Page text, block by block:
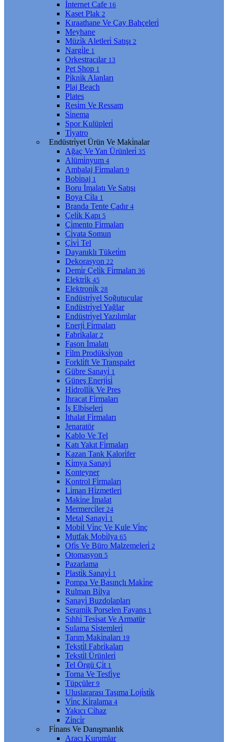
İnternet Cafe 16
Kaset Plak 2
Kıraathane Ve Çay Bahçeleri̇
Meyhane
Müzi̇k Aletleri̇ Satışı 2
Nargi̇le 1
Orkestracılar 13
Pet Shop 1
Pi̇kni̇k Alanları
Plaj Beach
Plates
Resi̇m Ve Ressam
Si̇nema
Spor Kulüpleri̇
Ti̇yatro
Endüstri̇yet Ürün Ve Maki̇nalar
Ağaç Ve Yan Ürünleri̇ 35
Alümi̇nyum 4
Ambalaj Fi̇rmaları 9
Bobi̇naj 1
Boru İmalatı Ve Satışı
Boya Ci̇la 1
Branda Tente Çadır 4
Çeli̇k Kapı 5
Çi̇mento Fi̇rmaları
Ci̇vata Somun
Çi̇vi̇ Tel
Dayanıklı Tüketi̇m
Dekorasyon 22
Demi̇r Çeli̇k Fi̇rmaları 36
Elektri̇k 45
Elektroni̇k 28
Endüstri̇yel Soğutucular
Endüstri̇yel Yağlar
Endüstri̇yel Yazılımlar
Enerji̇ Fi̇rmaları
Fabri̇kalar 2
Fason İmalatı
Fi̇lm Prodüksi̇yon
Forkli̇ft Ve Transpalet
Gübre Sanayi̇ 1
Güneş Enerji̇si̇
Hi̇drolli̇k Ve Pres
İhracat Fi̇rmaları
İş Elbi̇seleri̇
İthalat Fi̇rmaları
Jenaratör
Kablo Ve Tel
Katı Yakıt Fi̇rmaları
Kazan Tank Kalori̇fer
Ki̇mya Sanayi̇
Konteyner
Kontrol Fi̇rmaları
Li̇man Hi̇zmetleri̇
Maki̇ne İmalat
Mermerci̇ler 24
Metal Sanayi̇ 1
Mobi̇l Vi̇nç Ve Kule Vi̇nç
Mutfak Mobi̇lya 65
Ofi̇s Ve Büro Malzemeleri̇ 2
Otomasyon 5
Pazarlama
Plasti̇k Sanayi̇ 1
Pompa Ve Basınçlı Maki̇ne
Rulman Bi̇lya
Sanayi̇ Buzdolapları
Serami̇k Porselen Fayans 1
Sıhhi̇ Tesi̇sat Ve Armatür
Sulama Si̇stemleri̇
Tarım Maki̇naları 19
Teksti̇l Fabri̇kaları
Teksti̇l Ürünleri̇
Tel Örgü Çi̇t 1
Torna Ve Tesfi̇ye
Tüpçüler 9
Uluslararası Taşıma Loji̇sti̇k
Vi̇nç Ki̇ralama 4
Yakıcı Ci̇haz
Zi̇nci̇r
Fi̇nans Ve Danışmanlık
Aracı Kurumlar